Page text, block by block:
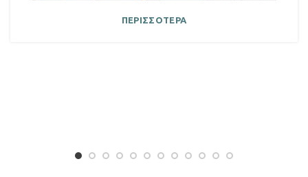
ΠΕΡΙΣΣΟΤΕΡΑ